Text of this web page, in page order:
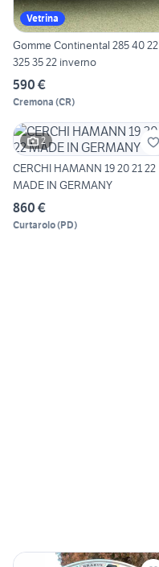
Vetrina
Gomme Continental 285 40 22
325 35 22 inverno
590 €
Cremona (CR)
2
CERCHI HAMANN 19 20 21 22
MADE IN GERMANY
860 €
Curtarolo(PD)